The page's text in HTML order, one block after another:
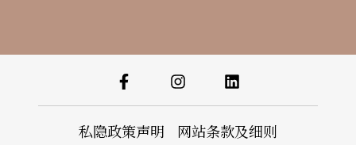
私隐政策声明 网站条款及细则